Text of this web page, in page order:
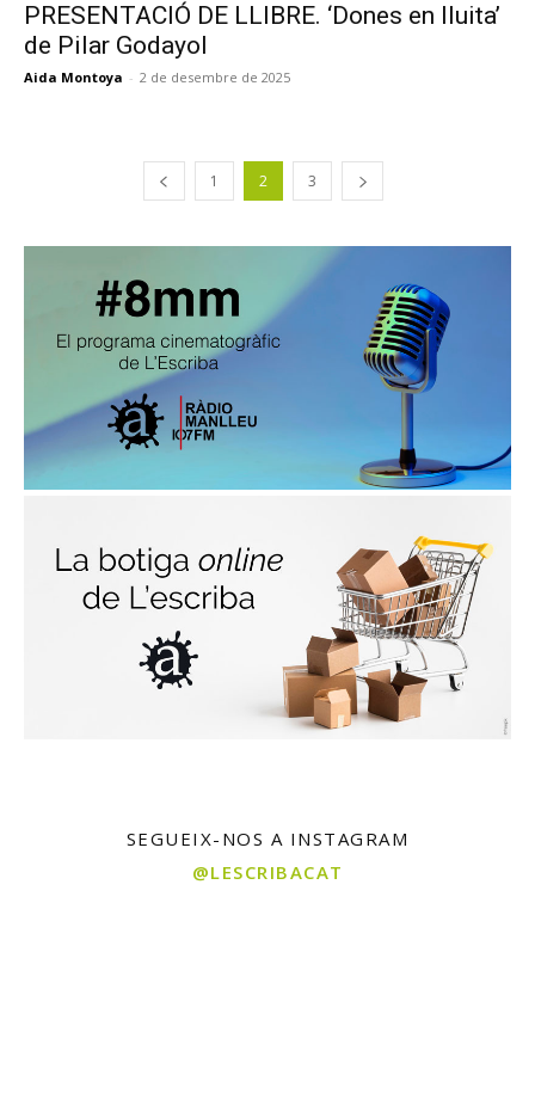
PRESENTACIÓ DE LLIBRE. ‘Dones en lluita’
de Pilar Godayol
Aida Montoya - 2 de desembre de 2025
1 2 3
SEGUEIX-NOS A INSTAGRAM
@LESCRIBACAT